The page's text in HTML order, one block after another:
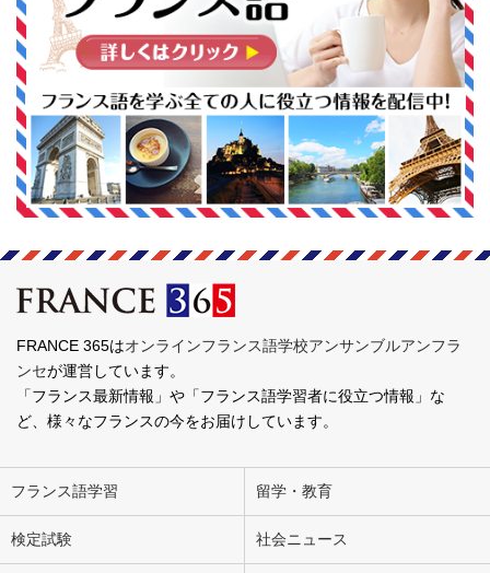
FRANCE 365はオンラインフランス語学校アンサンブルアンフラ
ンセが運営しています。
「フランス最新情報」や「フランス語学習者に役立つ情報」な
ど、様々なフランスの今をお届けしています。
フランス語学習 留学・教育
検定試験 社会ニュース